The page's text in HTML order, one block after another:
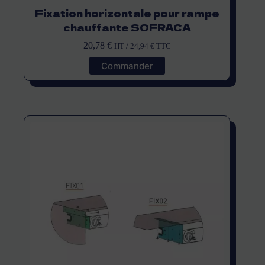
Fixation horizontale pour rampe
chauffante SOFRACA
20,78 € HT / 24,94 € TTC
Commander